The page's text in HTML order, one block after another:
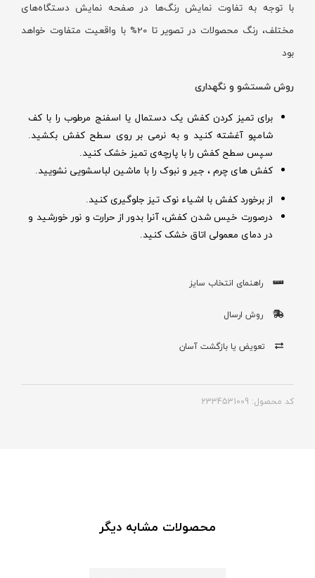
با توجه به تفاوت نمایش رنگ‌ها در صفحه نمایش دستگاه‌های
مختلف، رنگ محصولات در تصویر تا 20% با واقعیت متفاوت خواهد
بود
روش شستشو و نگهداری
برای تمیز کردن کفش یک دستمال یا اسفنج مرطوب را با کف
شامپو آغشته کنید و به نرمی بر روی سطح کفش بکشید.
سپس سطح کفش را با پارچه‌ی تمیز خشک کنید.
کفش های چرم ، جیر و نبوک را با ماشین لباسشویی نشویید.
از برخورد کفش با اشیاء نوک تیز جلوگیری کنید.
درصورت خیس شدن کفش‌، آنرا بدور از حرارت و نور خورشید و
در دمای معمولی اتاق خشک کنید.
راهنمای انتخاب سایز
روش ارسال
تعویض یا بازگشت آسان
کد محصول: 2334531009
محصولات مشابه دیگر